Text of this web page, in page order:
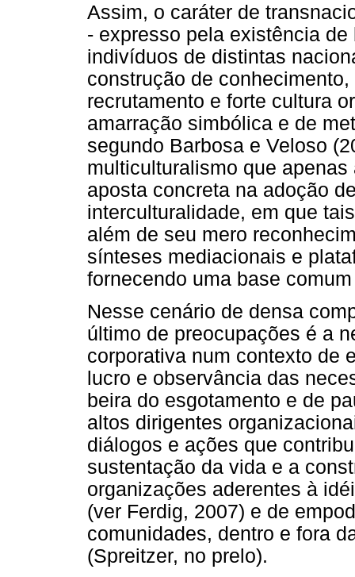
Assim, o caráter de
- expresso pela existência
indivíduos de distintas
construção de
recrutamento e forte cultura
amarração simbólica e de
segundo Barbosa e Veloso
multiculturalismo que
aposta concreta na adoção
interculturalidade, em que
além de seu mero
sínteses mediacionais e
fornecendo uma base
Nesse cenário de densa
último de preocupações é a
corporativa num contexto de
lucro e observância das
beira do esgotamento e de
altos dirigentes
diálogos e ações que
sustentação da vida e a
organizações aderentes à
(ver Ferdig, 2007) e de
comunidades, dentro e fora
(Spreitzer, no prelo).